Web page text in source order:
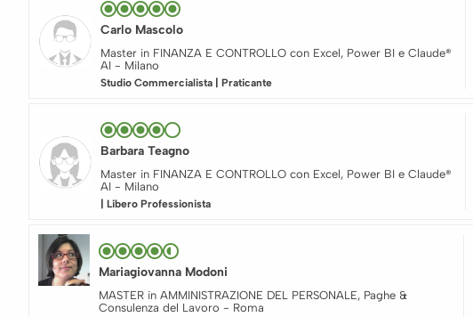
Carlo Mascolo
Master in FINANZA E CONTROLLO con Excel, Power BI e Claude®
AI - Milano
Studio Commercialista | Praticante
Barbara Teagno
Master in FINANZA E CONTROLLO con Excel, Power BI e Claude®
AI - Milano
| Libero Professionista
Mariagiovanna Modoni
MASTER in AMMINISTRAZIONE DEL PERSONALE, Paghe &
Consulenza del Lavoro - Roma